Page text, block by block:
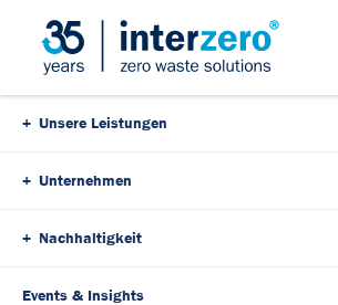
Skip Navigation
Unsere Leistungen
Unternehmen
Nachhaltigkeit
Events & Insights